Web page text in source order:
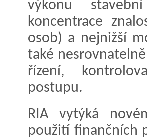
výkonu
koncentrace
osob) a nejnižší
také
řízení,
postupu.
RIA vytýká
použití finančních